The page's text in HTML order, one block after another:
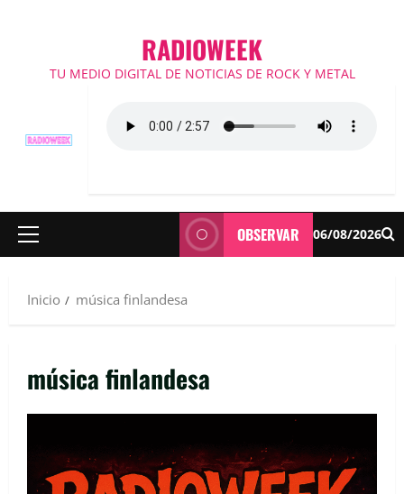
RADIOWEEK
TU MEDIO DIGITAL DE NOTICIAS DE ROCK Y METAL
Menú
OBSERVAR 06/08/2026
Inicio música finlandesa
música finlandesa